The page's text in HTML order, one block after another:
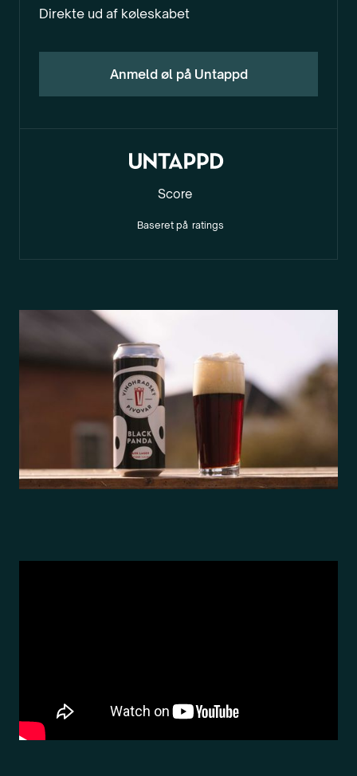
Direkte ud af køleskabet
Anmeld øl på Untappd
Score
Baseret på ratings